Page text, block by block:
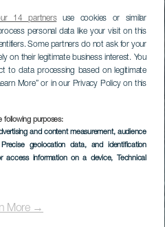
14 partnersuse cookies or similar
personal data like your visit on this
Some partners do not ask for your
on their legitimate business interest. You
to data processing based on legitimate
More” or in our Privacy Policy on this
following purposes:
and content measurement, audience
geolocation data, and identification
access information on a device, Technical
More →